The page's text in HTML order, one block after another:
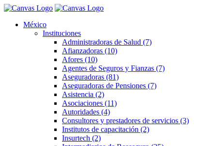
México
Instituciones
Administradoras de Salud (7)
Afianzadoras (10)
Afores (10)
Agentes de Seguros y Fianzas (7)
Aseguradoras (81)
Aseguradoras de Pensiones (7)
Asistencia (2)
Asociaciones (11)
Autoridades (4)
Consultores y prestadores de servicios (3)
Institutos de capacitación (2)
Insurtech (2)